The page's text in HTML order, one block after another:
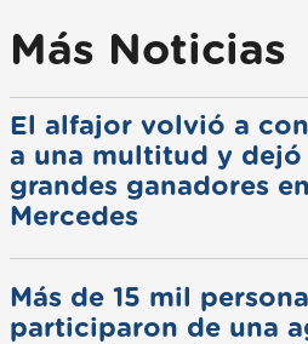
Más Noticias
El alfajor volvió a
a una multitud y dejó
grandes ganadores en
Mercedes
Más de 15 mil
participaron de una